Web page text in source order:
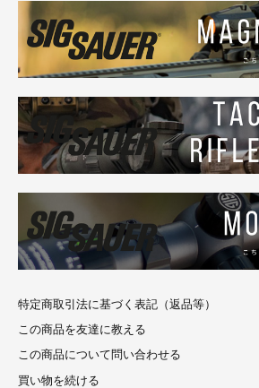
特定商取引法に基づく表記（返品等）
この商品を友達に教える
この商品について問い合わせる
買い物を続ける